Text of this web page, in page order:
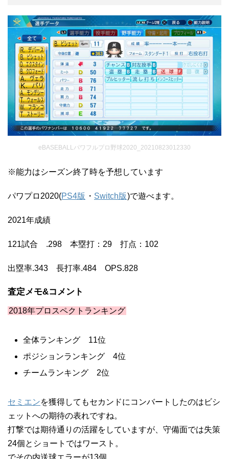
eBASEBALLパワフルプロ野球2020_20210823012330
※能力はシーズン終了時を予想しています
パワプロ2020(PS4版 ・ Switch版)で遊べます。
2021年成績
121試合 .298 本塁打：29 打点：102
出塁率.343 長打率.484 OPS.828
査定メモ&コメント
2018年プロスペクトランキング
全体ランキング 11位
ポジションランキング 4位
チームランキング 2位
セミエンを獲得してもセカンドにコンバートしたのはビシ
ェットへの期待の表れですね。
打撃では期待通りの活躍をしていますが、守備面では失策
24個とショートではワースト。
でその内送球エラーが13個。